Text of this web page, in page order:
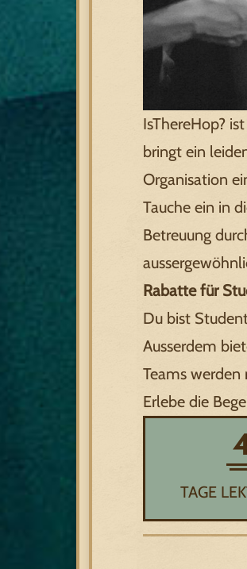
IsThereHop? ist
bringt ein
Organisation
Tauche ein in
Betreuung
Rabatte für
Du bist
Ausserdem
Teams
Erlebe die
TAGE